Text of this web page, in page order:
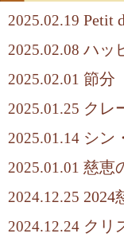
2025.02.19 Petit
2025.02.08 ハッ
2025.02.01 節分
2025.01.25 クレ
2025.01.14 シン
2025.01.01 慈恵
2024.12.25 2024
2024.12.24 クリ